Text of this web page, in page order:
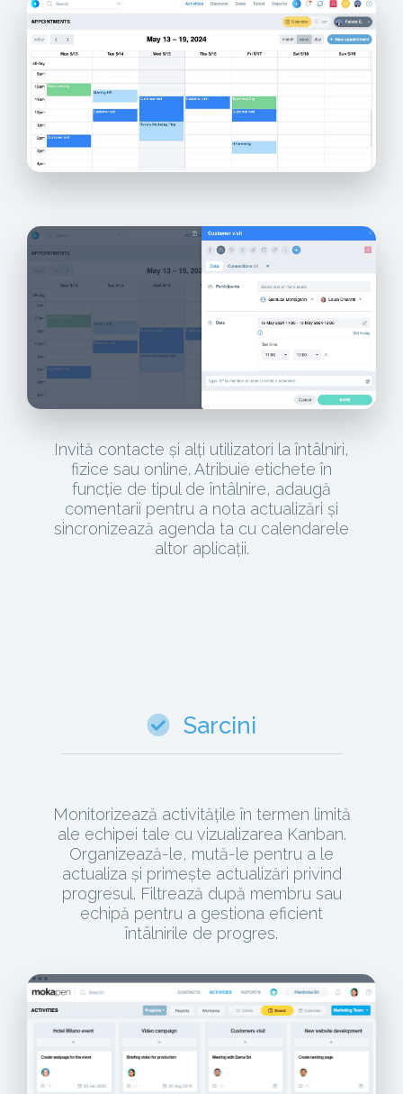
Invită contacte și alți utilizatori la întâlniri,
fizice sau online. Atribuie etichete în
funcție de tipul de întâlnire, adaugă
comentarii pentru a nota actualizări și
sincronizează agenda ta cu calendarele
altor aplicații.
Sarcini
Monitorizează activitățile în termen limită
ale echipei tale cu vizualizarea Kanban.
Organizează-le, mută-le pentru a le
actualiza și primește actualizări privind
progresul. Filtrează după membru sau
echipă pentru a gestiona eficient
întâlnirile de progres.